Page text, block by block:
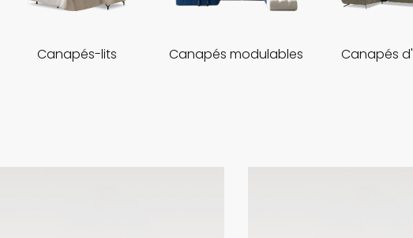
Canapés-lits Canapés modulables Canapés